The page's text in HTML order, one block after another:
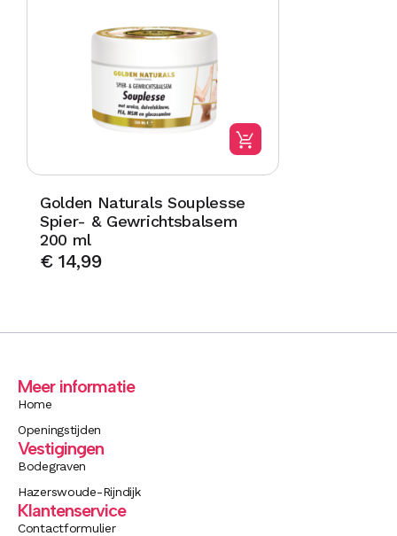
Golden Naturals Souplesse
Spier- & Gewrichtsbalsem
200 ml
€14,99
Meer informatie
Home
Openingstijden
Vestigingen
Bodegraven
Hazerswoude-Rijndijk
Klantenservice
Contactformulier